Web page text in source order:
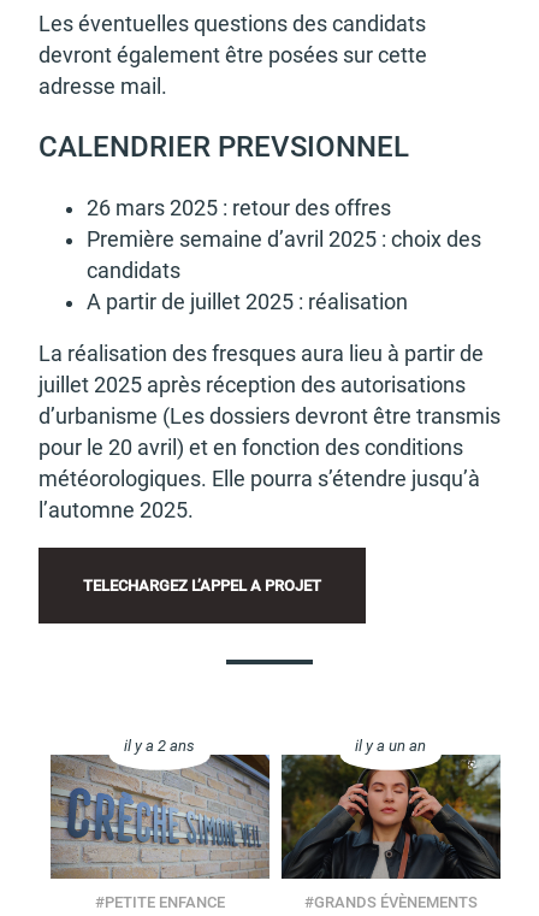
il y a 2 ans
#PETITE ENFANCE
Les éven­tuelles ques­tions des candi­dats
devront égale­ment être posées sur cette
adresse mail.
CALEN­DRIER PREV­SION­NEL
26 mars 2025 : retour des offres
Première semaine d’avril 2025 : choix des
candi­dats
A partir de juillet 2025 : réali­sa­tion
La réali­sa­tion des fresques aura lieu à partir de
juillet 2025 après récep­tion des auto­ri­sa­tions
d’ur­ba­nisme (Les dossiers devront être trans­mis
pour le 20 avril) et en fonc­tion des condi­tions
météo­ro­lo­giques. Elle pourra s’étendre jusqu’à
l’au­tomne 2025.
TELE­CHAR­GEZ L’AP­PEL A PROJET
il y a un an
#GRANDS ÉVÈNEMENTS